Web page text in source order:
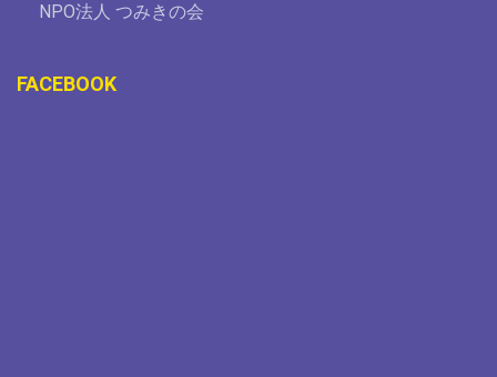
NPO法人 つみきの会
FACEBOOK